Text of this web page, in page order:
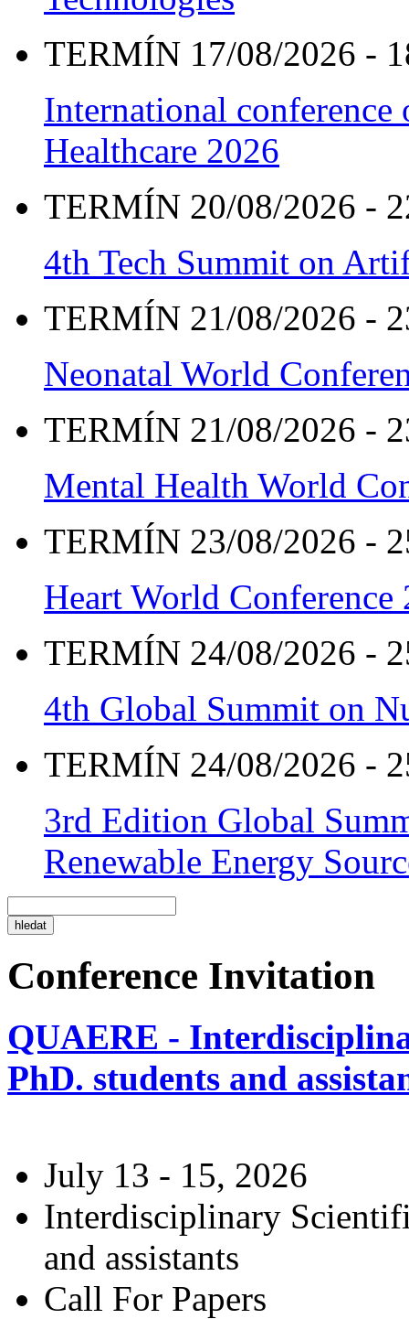
TERMÍN 17/08/2026 -
International
Healthcare 2026
TERMÍN 20/08/2026 -
4th Tech Summit on
TERMÍN 21/08/2026 -
Neonatal World
TERMÍN 21/08/2026 -
Mental Health World
TERMÍN 23/08/2026 -
Heart World Conference
TERMÍN 24/08/2026 -
4th Global Summit on
TERMÍN 24/08/2026 -
3rd Edition Global
Renewable Energy
Conference Invitation
QUAERE -
PhD. students and
July 13 - 15, 2026
Interdisciplinary
and assistants
Call For Papers